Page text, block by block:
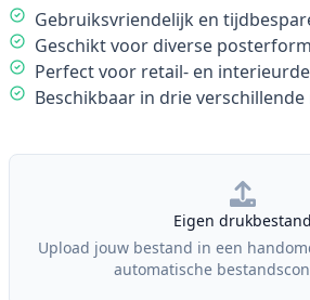
Description
Gebruiksvriendelijk en
Geschikt voor diverse
Perfect voor retail- en
Beschikbaar in drie verschillende
Our Policies
Eigen drukbestand
Upload jouw bestand in een
automatische